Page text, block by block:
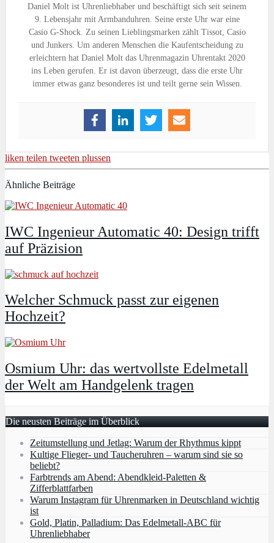
Daniel Molt ist Uhrenliebhaber und beschäftigt sich seit seinem
9. Lebensjahr mit Armbanduhren. Seine erste Uhr war eine
Casio G-Shock. Zu seinen Lieblingsmarken zählt Tissot, Casio
und Junkers. Um anderen Menschen die Kaufentscheidung zu
erleichtern hat Daniel Molt das Uhrenmagazin Uhrentakt 2020
ins Leben gerufen. Er ist davon überzeugt, dass die erste Uhr
immer etwas ganz besonderes ist und teilt gerne sein Wissen.
liken teilen tweeten plussen
Ähnliche Beiträge
IWC Ingenieur Automatic 40: Design trifft
auf Präzision
Welcher Schmuck passt zur eigenen
Hochzeit?
Osmium Uhr: das wertvollste Edelmetall
der Welt am Handgelenk tragen
Die neusten Beiträge im Überblick
Zeitumstellung und Jetlag: Warum der Rhythmus kippt
Kultige Flieger- und Taucheruhren – warum sind sie so
beliebt?
Farbtrends am Abend: Abendkleid-Paletten &
Zifferblattfarben
Warum Instagram für Uhrenmarken in Deutschland wichtig
ist
Gold, Platin, Palladium: Das Edelmetall-ABC für
Uhrenliebhaber